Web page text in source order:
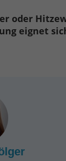
oder
eignet